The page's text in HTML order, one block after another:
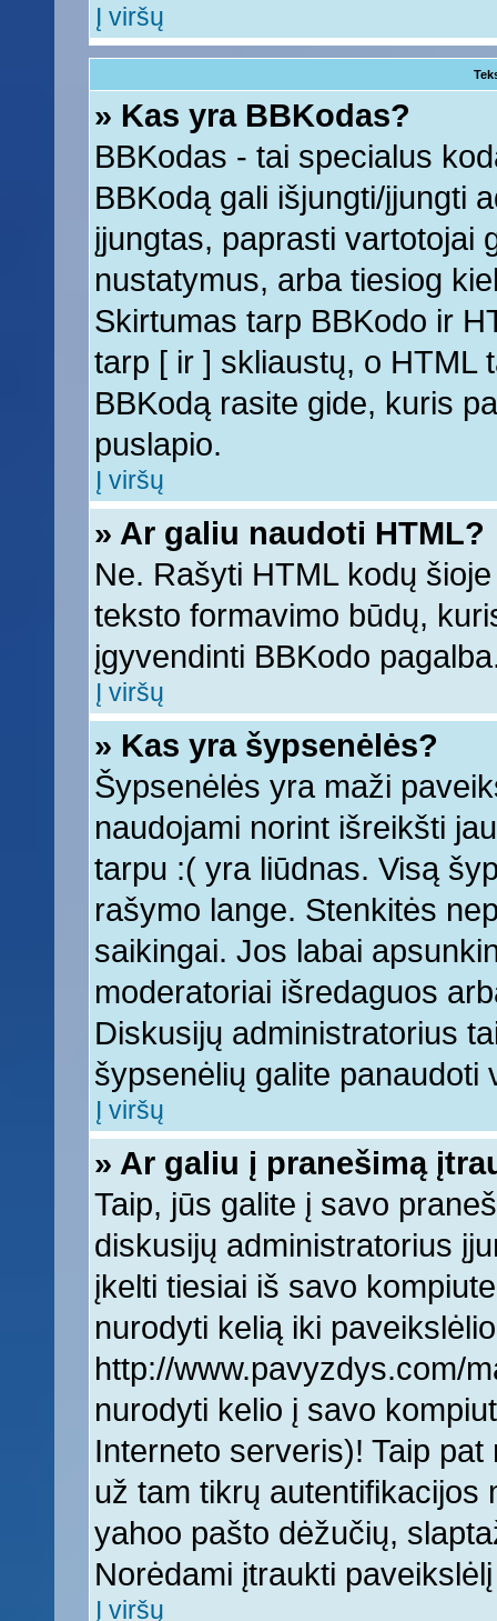
Į viršų
» Kas yra BBKodas?
BBKodas - tai specialus
BBKodą gali išjungti/įjungti
įjungtas, paprasti vartotojai
nustatymus, arba tiesiog
Skirtumas tarp BBKodo ir
tarp [ ir ] skliaustų, o HTML
BBKodą rasite gide, kuris
puslapio.
Į viršų
» Ar galiu naudoti HTML?
Ne. Rašyti HTML kodų
teksto formavimo būdų,
įgyvendinti BBKodo
Į viršų
» Kas yra šypsenėlės?
Šypsenėlės yra maži
naudojami norint išreikšti
tarpu :( yra liūdnas. Visą
rašymo lange. Stenkitės
saikingai. Jos labai
moderatoriai išredaguos
Diskusijų administratorius
šypsenėlių galite panaudoti
Į viršų
» Ar galiu į pranešimą
Taip, jūs galite į savo
diskusijų administratorius
įkelti tiesiai iš savo
nurodyti kelią iki
http://www.pavyzdys.com/
nurodyti kelio į savo
Interneto serveris)! Taip
už tam tikrų autentifikacijos
yahoo pašto dėžučių,
Norėdami įtraukti
Į viršų